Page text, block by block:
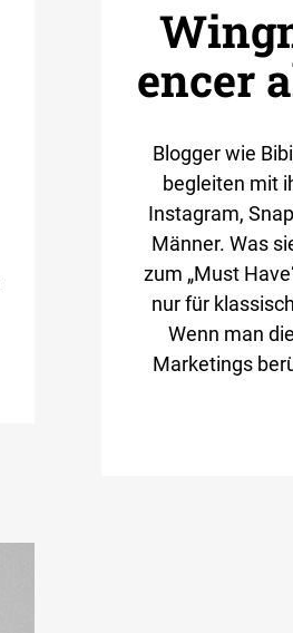
encer
Blogger wie
begleiten mit
Instagram,
Männer. Was
zum „Must
nur für
Wenn man
Marketings